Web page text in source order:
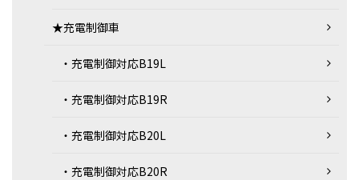
★充電制御車
・充電制御対応B19L
・充電制御対応B19R
・充電制御対応B20L
・充電制御対応B20R